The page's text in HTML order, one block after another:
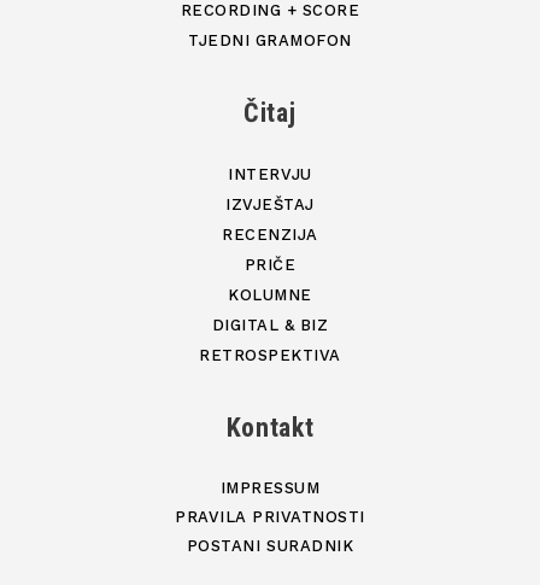
RECORDING + SCORE
TJEDNI GRAMOFON
Čitaj
INTERVJU
IZVJEŠTAJ
RECENZIJA
PRIČE
KOLUMNE
DIGITAL & BIZ
RETROSPEKTIVA
Kontakt
IMPRESSUM
PRAVILA PRIVATNOSTI
POSTANI SURADNIK